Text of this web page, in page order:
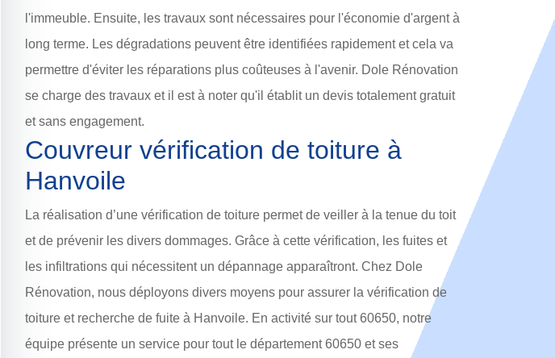
l'immeuble. Ensuite, les travaux sont nécessaires pour l'économie d'argent à
long terme. Les dégradations peuvent être identifiées rapidement et cela va
permettre d'éviter les réparations plus coûteuses à l'avenir. Dole Rénovation
se charge des travaux et il est à noter qu'il établit un devis totalement gratuit
et sans engagement.
Couvreur vérification de toiture à
Hanvoile
La réalisation d’une vérification de toiture permet de veiller à la tenue du toit
et de prévenir les divers dommages. Grâce à cette vérification, les fuites et
les infiltrations qui nécessitent un dépannage apparaîtront. Chez Dole
Rénovation, nous déployons divers moyens pour assurer la vérification de
toiture et recherche de fuite à Hanvoile. En activité sur tout 60650, notre
équipe présente un service pour tout le département 60650 et ses